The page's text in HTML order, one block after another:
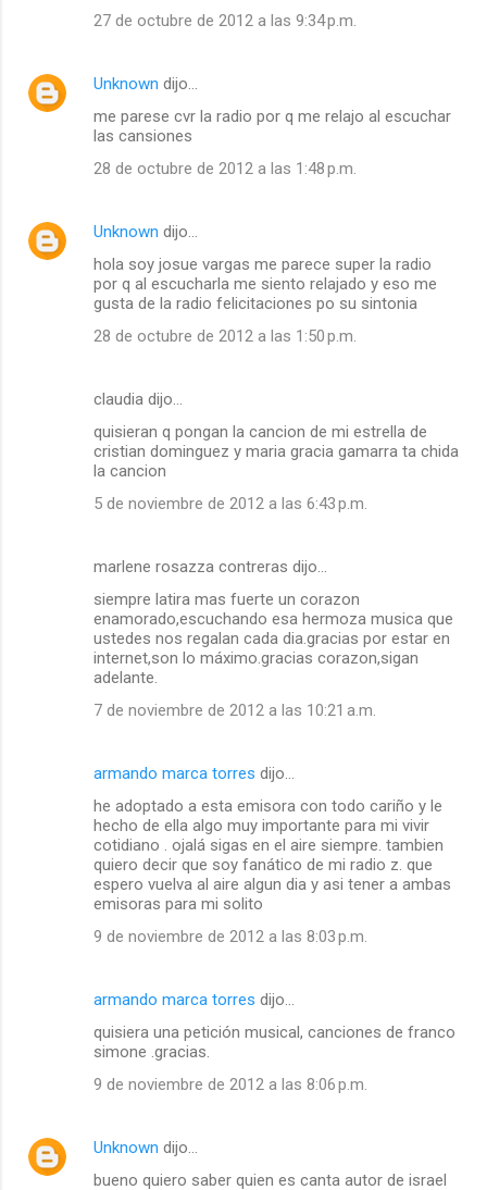
27 de octubre de 2012 a las 9:34 p.m.
Unknown dijo…
me parese cvr la radio por q me relajo al escuchar
las cansiones
28 de octubre de 2012 a las 1:48 p.m.
Unknown dijo…
hola soy josue vargas me parece super la radio
por q al escucharla me siento relajado y eso me
gusta de la radio felicitaciones po su sintonia
28 de octubre de 2012 a las 1:50 p.m.
claudia dijo…
quisieran q pongan la cancion de mi estrella de
cristian dominguez y maria gracia gamarra ta chida
la cancion
5 de noviembre de 2012 a las 6:43 p.m.
marlene rosazza contreras dijo…
siempre latira mas fuerte un corazon
enamorado,escuchando esa hermoza musica que
ustedes nos regalan cada dia.gracias por estar en
internet,son lo máximo.gracias corazon,sigan
adelante.
7 de noviembre de 2012 a las 10:21 a.m.
armando marca torres dijo…
he adoptado a esta emisora con todo cariño y le
hecho de ella algo muy importante para mi vivir
cotidiano . ojalá sigas en el aire siempre. tambien
quiero decir que soy fanático de mi radio z. que
espero vuelva al aire algun dia y asi tener a ambas
emisoras para mi solito
9 de noviembre de 2012 a las 8:03 p.m.
armando marca torres dijo…
quisiera una petición musical, canciones de franco
simone .gracias.
9 de noviembre de 2012 a las 8:06 p.m.
Unknown dijo…
bueno quiero saber quien es canta autor de israel